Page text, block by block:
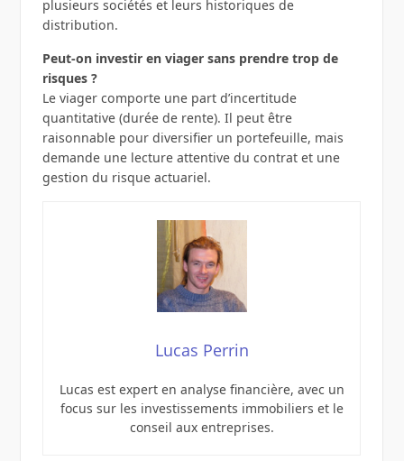
plusieurs sociétés et leurs historiques de
distribution.
Peut-on investir en viager sans prendre trop de
risques ?
Le viager comporte une part d’incertitude
quantitative (durée de rente). Il peut être
raisonnable pour diversifier un portefeuille, mais
demande une lecture attentive du contrat et une
gestion du risque actuariel.
Lucas Perrin
Lucas est expert en analyse financière, avec un
focus sur les investissements immobiliers et le
conseil aux entreprises.